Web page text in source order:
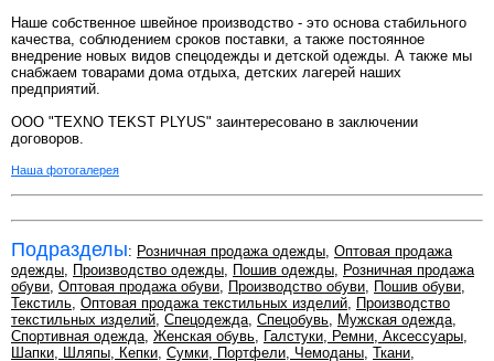
Наше собственное швейное производство - это основа стабильного
качества, соблюдением сроков поставки, а также постоянное
внедрение новых видов спецодежды и детской одежды. А также мы
снабжаем товарами дома отдыха, детских лагерей наших
предприятий.
ООО "TEXNO TEKST PLYUS" заинтересовано в заключении
договоров.
Наша фотогалерея
Подразделы: Розничная продажа одежды, Оптовая продажа
одежды, Производство одежды, Пошив одежды, Розничная продажа
обуви, Оптовая продажа обуви, Производство обуви, Пошив обуви,
Текстиль, Оптовая продажа текстильных изделий, Производство
текстильных изделий, Спецодежда, Спецобувь, Мужская одежда,
Спортивная одежда, Женская обувь, Галстуки, Ремни, Аксессуары,
Шапки, Шляпы, Кепки, Сумки, Портфели, Чемоданы, Ткани,